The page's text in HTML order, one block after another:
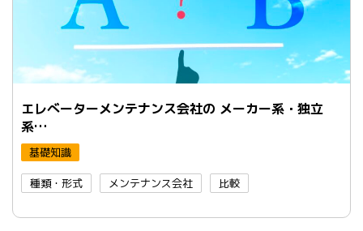
エレべーターメンテナンス会社の メーカー系・独立
系…
基礎知識
種類・形式 メンテナンス会社 比較